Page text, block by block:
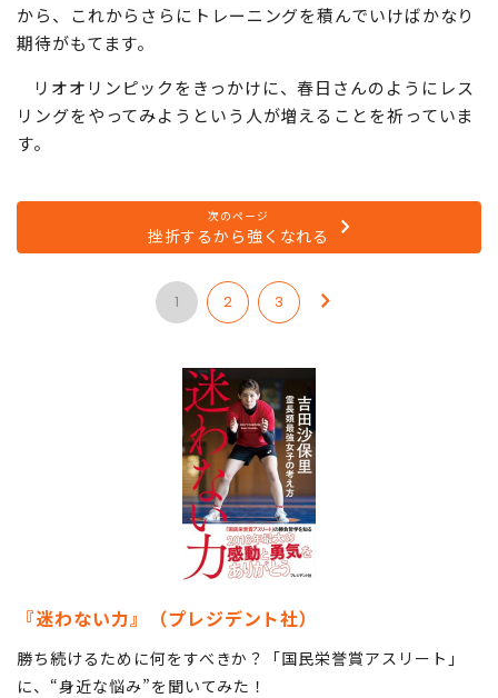
から、これからさらにトレーニングを積んでいけばかなり
期待がもてます。
リオオリンピックをきっかけに、春日さんのようにレス
リングをやってみようという人が増えることを祈っていま
す。
次のページ
挫折するから強くなれる
1 2 3
『迷わない力』（プレジデント社）
勝ち続けるために何をすべきか？「国民栄誉賞アスリート」
に、“身近な悩み”を聞いてみた！